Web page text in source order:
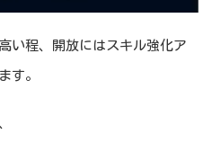
い程、開放にはスキル強化ア
す。